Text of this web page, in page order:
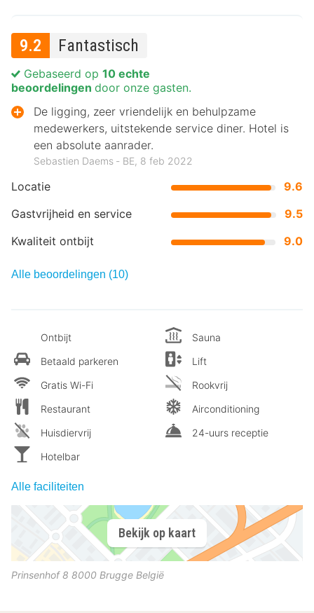
9.2 Fantastisch
Locatie
9.6
Gastvrijheid en service
9.5
Kwaliteit ontbijt
9.0
Gebaseerd op 10 echte
beoordelingen door onze gasten.
De ligging, zeer vriendelijk en behulpzame
medewerkers, uitstekende service diner. Hotel is
een absolute aanrader.
Sebastien Daems ‐ BE, 8 feb 2022
Alle beoordelingen (10)
Ontbijt
Betaald parkeren
Gratis Wi-Fi
Restaurant
Huisdiervrij
Hotelbar
Sauna
Lift
Rookvrij
Airconditioning
24-uurs receptie
Alle faciliteiten
Bekijk op kaart
Prinsenhof 8 8000 Brugge België